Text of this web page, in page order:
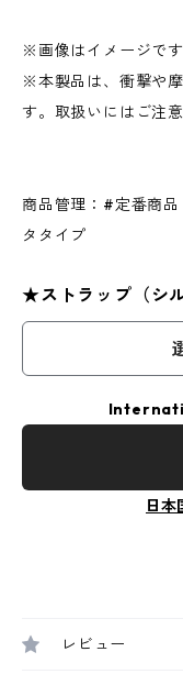
※画像はイメージです
※本製品は、衝撃や
す。取扱いにはご注意
商品管理：#定番商
タタイプ
★ストラップ（シル
日本
レビュー